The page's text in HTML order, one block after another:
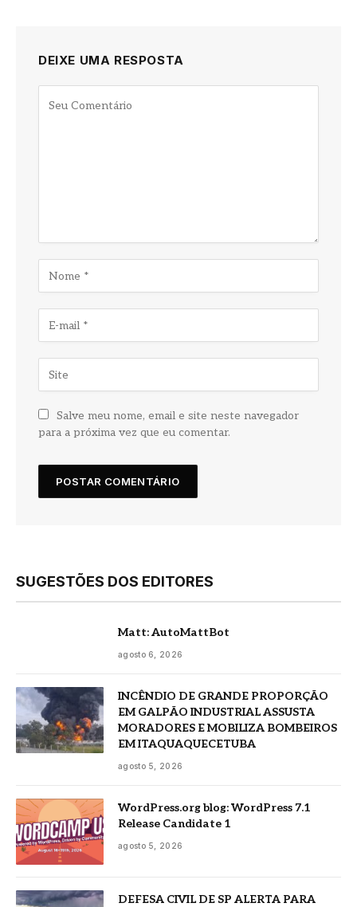
DEIXE UMA RESPOSTA
Salve meu nome, email e site neste navegador
para a próxima vez que eu comentar.
SUGESTÕES DOS EDITORES
Matt: AutoMattBot
agosto 6, 2026
INCÊNDIO DE GRANDE PROPORÇÃO
EM GALPÃO INDUSTRIAL ASSUSTA
MORADORES E MOBILIZA BOMBEIROS
EM ITAQUAQUECETUBA
agosto 5, 2026
WordPress.org blog: WordPress 7.1
Release Candidate 1
agosto 5, 2026
DEFESA CIVIL DE SP ALERTA PARA